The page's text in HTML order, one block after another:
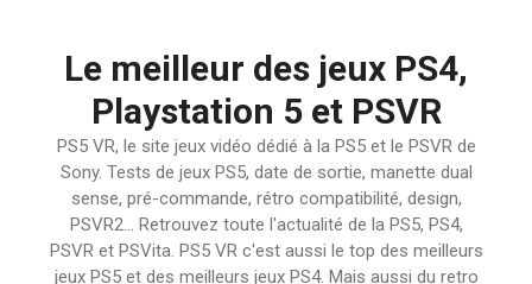
Le meilleur des jeux PS4,
Playstation 5 et PSVR
PS5 VR, le site jeux vidéo dédié à la PS5 et le PSVR de
Sony. Tests de jeux PS5, date de sortie, manette dual
sense, pré-commande, rétro compatibilité, design,
PSVR2… Retrouvez toute l'actualité de la PS5, PS4,
PSVR et PSVita. PS5 VR c'est aussi le top des meilleurs
jeux PS5 et des meilleurs jeux PS4. Mais aussi du retro